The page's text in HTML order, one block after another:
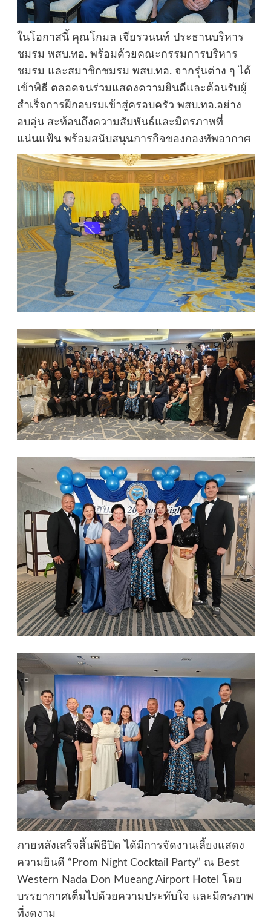
ในโอกาสนี้ คุณโกมล เจียรวนนท์ ประธานบริหาร
ชมรม พสบ.ทอ. พร้อมด้วยคณะกรรมการบริหาร
ชมรม และสมาชิกชมรม พสบ.ทอ. จากรุ่นต่าง ๆ ได้
เข้าพิธี ตลอดจนร่วมแสดงความยินดีและต้อนรับผู้
สำเร็จการฝึกอบรมเข้าสู่ครอบครัว พสบ.ทอ.อย่าง
อบอุ่น สะท้อนถึงความสัมพันธ์และมิตรภาพที่
แน่นแฟ้น พร้อมสนับสนุนภารกิจของกองทัพอากาศ
ภายหลังเสร็จสิ้นพิธีปิด ได้มีการจัดงานเลี้ยงแสดง
ความยินดี “Prom Night Cocktail Party” ณ Best
Western Nada Don Mueang Airport Hotel โดย
บรรยากาศเต็มไปด้วยความประทับใจ และมิตรภาพ
ที่งดงาม